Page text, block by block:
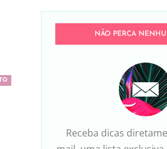
NÃO PERCA
Receba dicas